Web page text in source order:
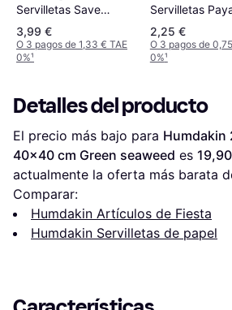
Servilletas Save
Water, set de 20 33 x
33 cm
3,99 €
O 3 pagos de 1,33 € TAE
0%¹
Servilletas
33x33 cm
2,25 €
O 3 pagos de
0%¹
Detalles del producto
El precio más bajo para Humdakin
40x40 cm Green seaweed es
actualmente la oferta más barata
Comparar:
Humdakin Artículos de Fiesta
Humdakin Servilletas de papel